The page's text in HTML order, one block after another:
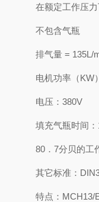
在额定工作压
不包含气瓶
排气量 = 135L/
电机功率（KW
电压：380V
填充气瓶时间
80．7分贝的工
其它标准：
特点：MCH13/